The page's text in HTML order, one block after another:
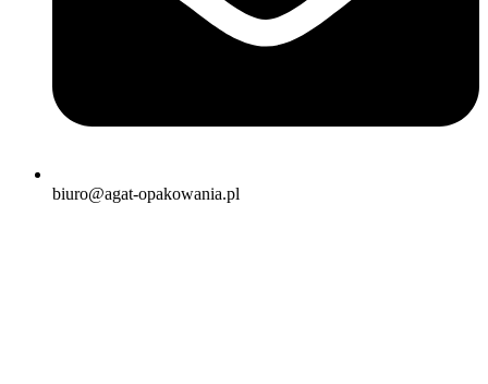
biuro@agat-opakowania.pl